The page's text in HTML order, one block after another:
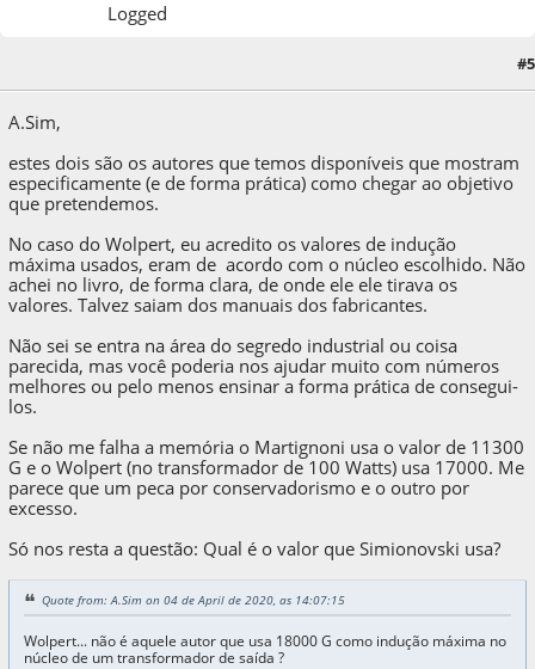
Logged
#5
A.Sim,
estes dois são os autores que temos disponíveis que mostram
especificamente (e de forma prática) como chegar ao objetivo
que pretendemos.
No caso do Wolpert, eu acredito os valores de indução
máxima usados, eram de acordo com o núcleo escolhido. Não
achei no livro, de forma clara, de onde ele ele tirava os
valores. Talvez saiam dos manuais dos fabricantes.
Não sei se entra na área do segredo industrial ou coisa
parecida, mas você poderia nos ajudar muito com números
melhores ou pelo menos ensinar a forma prática de consegui-
los.
Se não me falha a memória o Martignoni usa o valor de 11300
G e o Wolpert (no transformador de 100 Watts) usa 17000. Me
parece que um peca por conservadorismo e o outro por
excesso.
Só nos resta a questão: Qual é o valor que Simionovski usa?
Quote from: A.Sim on 04 de April de 2020, as 14:07:15
Wolpert... não é aquele autor que usa 18000 G como indução máxima no
núcleo de um transformador de saída ?